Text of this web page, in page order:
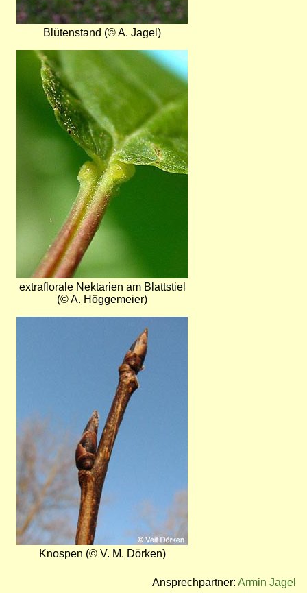
Blütenstand (© A. Jagel)
Bild
extraflorale Nektarien am Blattstiel
(© A. Höggemeier)
Knospen (© V. M. Dörken)
Ansprechpartner: Armin Jagel